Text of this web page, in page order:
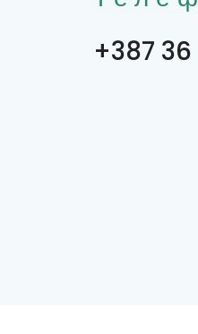
+387